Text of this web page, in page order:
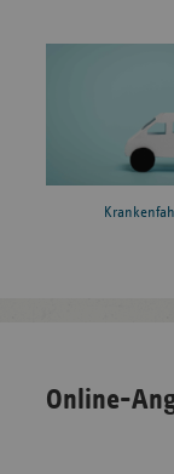
Online-